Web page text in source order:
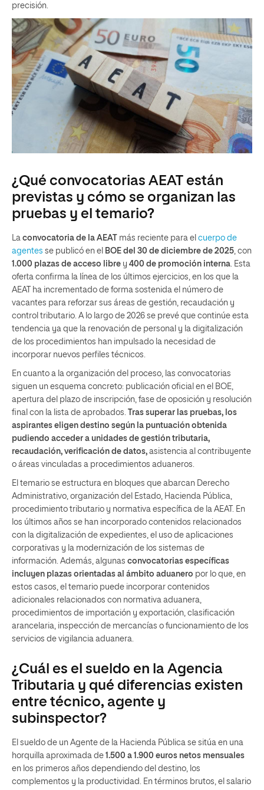
precisión.
¿Qué convocatorias AEAT están
previstas y cómo se organizan las
pruebas y el temario?
La convocatoria de la AEAT más reciente para el cuerpo de
agentes se publicó en el BOE del 30 de diciembre de 2025, con
1.000 plazas de acceso libre y 400 de promoción interna. Esta
oferta confirma la línea de los últimos ejercicios, en los que la
AEAT ha incrementado de forma sostenida el número de
vacantes para reforzar sus áreas de gestión, recaudación y
control tributario. A lo largo de 2026 se prevé que continúe esta
tendencia ya que la renovación de personal y la digitalización
de los procedimientos han impulsado la necesidad de
incorporar nuevos perfiles técnicos.
En cuanto a la organización del proceso, las convocatorias
siguen un esquema concreto: publicación oficial en el BOE,
apertura del plazo de inscripción, fase de oposición y resolución
final con la lista de aprobados.
Tras superar las pruebas, los
aspirantes eligen destino según la puntuación obtenida
pudiendo acceder a unidades de gestión tributaria,
recaudación, verificación de datos, asistencia al contribuyente
o áreas vinculadas a procedimientos aduaneros.
El temario se estructura en bloques que abarcan Derecho
Administrativo, organización del Estado, Hacienda Pública,
procedimiento tributario y normativa específica de la AEAT. En
los últimos años se han incorporado contenidos relacionados
con la digitalización de expedientes, el uso de aplicaciones
corporativas y la modernización de los sistemas de
información. Además, algunas convocatorias específicas
incluyen plazas orientadas al ámbito aduanero por lo que, en
estos casos, el temario puede incorporar contenidos
adicionales relacionados con normativa aduanera,
procedimientos de importación y exportación, clasificación
arancelaria, inspección de mercancías o funcionamiento de los
servicios de vigilancia aduanera.
¿Cuál es el sueldo en la Agencia
Tributaria y qué diferencias existen
entre técnico, agente y
subinspector?
El sueldo de un Agente de la Hacienda Pública se sitúa en una
horquilla aproximada de 1.500 a 1.900 euros netos mensuales
en los primeros años dependiendo del destino, los
complementos y la productividad. En términos brutos, el salario